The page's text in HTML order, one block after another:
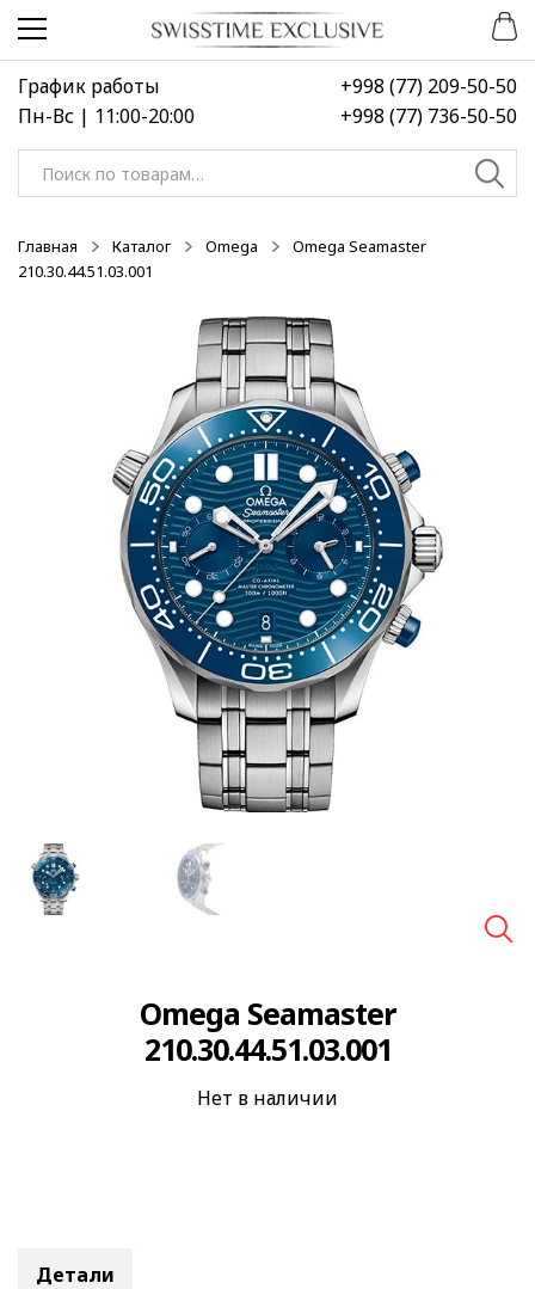
Перейти
навигации
Перейти
содержимому
График работы
Пн-Вс | 11:00-20:00
+998 (77) 209-50-50
+998 (77) 736-50-50
Искать:
Главная Каталог Omega
Omega Seamaster
210.30.44.51.03.001
Omega Seamaster
210.30.44.51.03.001
Нет в наличии
Детали